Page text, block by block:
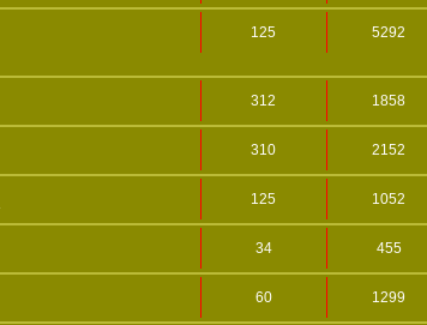
125 5292
312 1858
310 2152
125 1052
34 455
60 1299